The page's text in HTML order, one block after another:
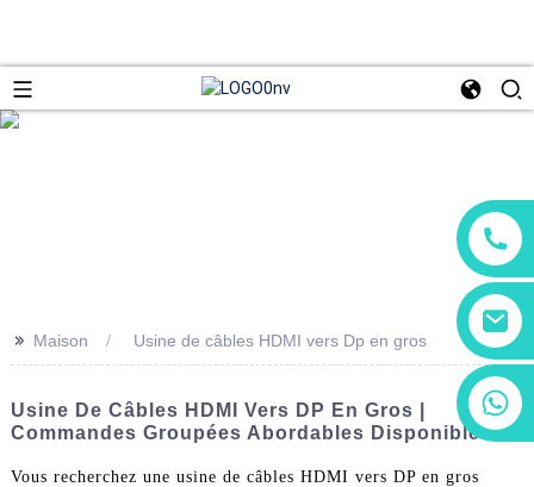
+86 18602095014
>> Maison Usine de câbles HDMI vers Dp en gros
Usine De Câbles HDMI Vers DP En Gros |
Commandes Groupées Abordables Disponibles
Vous recherchez une usine de câbles HDMI vers DP en gros